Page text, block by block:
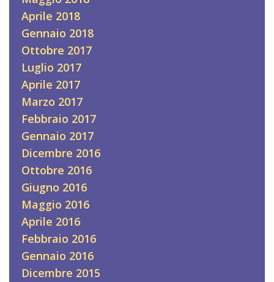
Aprile 2018
Gennaio 2018
Ottobre 2017
Luglio 2017
Aprile 2017
Marzo 2017
Febbraio 2017
Gennaio 2017
Dicembre 2016
Ottobre 2016
Giugno 2016
Maggio 2016
Aprile 2016
Febbraio 2016
Gennaio 2016
Dicembre 2015